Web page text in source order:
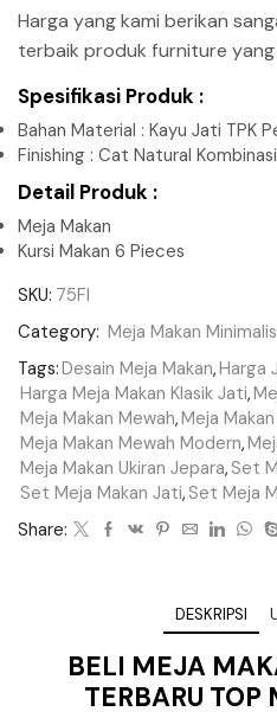
Harga yang kami berikan
terbaik produk furniture yang
Spesifikasi Produk :
Bahan Material : Kayu Jati TPK
Finishing : Cat Natural Kombinasi
Detail Produk :
Meja Makan
Kursi Makan 6 Pieces
SKU: 75FI
Category: Meja Makan Minimalis
Tags:Desain Meja Makan,Harga
Harga Meja Makan Klasik Jati,
Meja Makan Mewah,Meja
Meja Makan Mewah Modern,
Meja Makan Ukiran Jepara, Set
Set Meja Makan Jati, Set Meja
Share:
DESKRIPSI
BELI MEJA
TERBARU TOP